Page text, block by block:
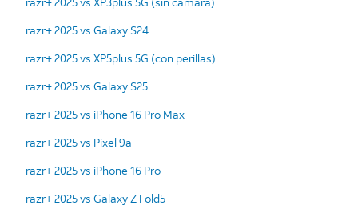
razr+ 2025 vs Galaxy S24
razr+ 2025 vs XP5plus 5G (con perillas)
razr+ 2025 vs Galaxy S25
razr+ 2025 vs iPhone 16 Pro Max
razr+ 2025 vs Pixel 9a
razr+ 2025 vs iPhone 16 Pro
razr+ 2025 vs Galaxy Z Fold5